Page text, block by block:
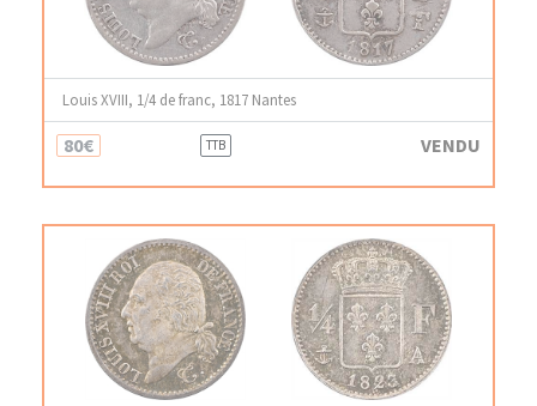
Louis XVIII, 1/4 de franc, 1817 Nantes
80€ TTB VENDU